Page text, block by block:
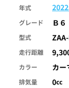
年式 2022
グレード
Ｂ６
型式
走行距離
カラー
カー
排気量 0cc